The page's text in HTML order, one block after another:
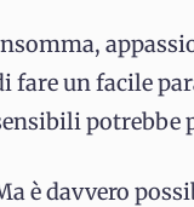
fare un facile
potrebbe
è davvero